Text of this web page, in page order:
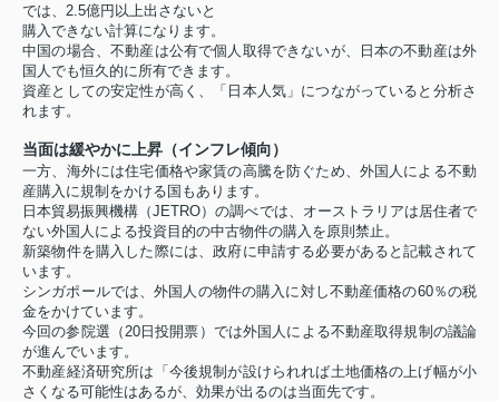
では、2.5億円以上出さないと
購入できない計算になります。
中国の場合、不動産は公有で個人取得できないが、日本の不動産は外
国人でも恒久的に所有できます。
資産としての安定性が高く、「日本人気」につながっていると分析さ
れます。
当面は緩やかに上昇（インフレ傾向）
一方、海外には住宅価格や家賃の高騰を防ぐため、外国人による不動
産購入に規制をかける国もあります。
日本貿易振興機構（JETRO）の調べでは、オーストラリアは居住者で
ない外国人による投資目的の中古物件の購入を原則禁止。
新築物件を購入した際には、政府に申請する必要があると記載されて
います。
シンガポールでは、外国人の物件の購入に対し不動産価格の60％の税
金をかけています。
今回の参院選（20日投開票）では外国人による不動産取得規制の議論
が進んでいます。
不動産経済研究所は「今後規制が設けられれば土地価格の上げ幅が小
さくなる可能性はあるが、効果が出るのは当面先です。